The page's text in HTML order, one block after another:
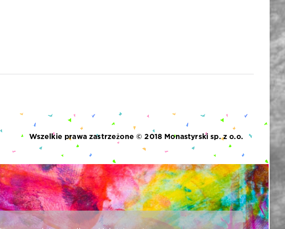
Wszelkie prawa zastrzeżone © 2018 Monastyrski sp. z o.o.